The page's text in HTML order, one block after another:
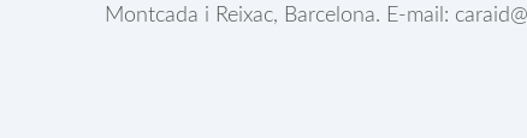
Montcada i Reixac, Barcelona. E-mail: